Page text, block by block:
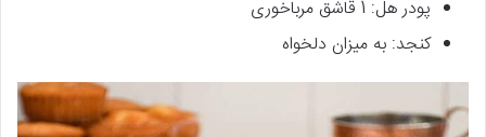
پودر هل: 1 قاشق مرباخوری
کنجد: به میزان دلخواه